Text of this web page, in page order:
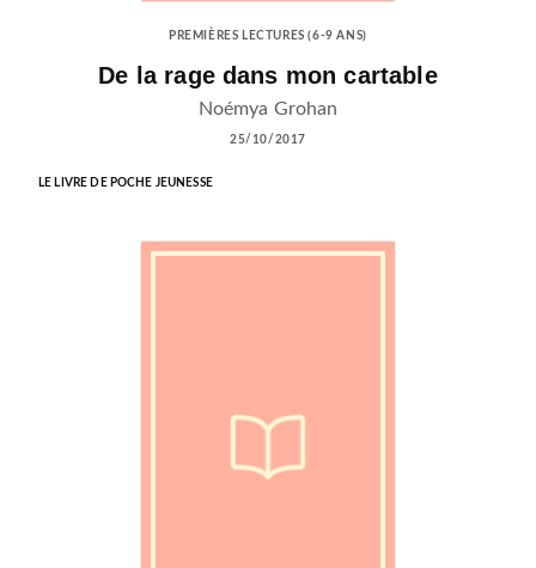
PREMIÈRES LECTURES (6-9 ANS)
De la rage dans mon cartable
Noémya Grohan
25/10/2017
LE LIVRE DE POCHE JEUNESSE